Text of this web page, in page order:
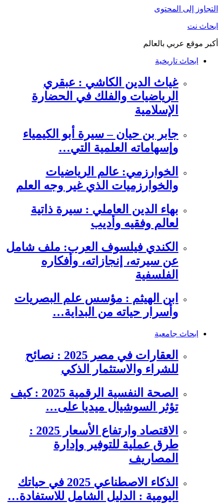
التجاوز إلى المحتوى
ابحاث نت
أكبر موقع عربي بالعالم
ابحاث تاريخية
غياث الدين الكاشي : عبقري
الرياضيات والفلك في الحضارة
الإسلامية
جابر بن حيان – سيرة أبو الكيمياء
وإسهاماته العلمية التي…
الخوارزمي: عالم الرياضيات
والخوارزميات الذي غير وجه العلم
بهاء الدين العاملي : سيرة ذاتية
لعالم وفقيه وأديب
الكندي فيلسوف العرب: ملف شامل
عن سيرته، إنجازاته، وأفكاره
الفلسفية
ابن الهيثم : مؤسس علم البصريات
وأسرار حياته من البداية…
ابحاث جامعية
العقارات في مصر 2025 : نصائح
للشراء والاستثمار الذكي
الصحة النفسية الرقمية 2025 : كيف
تؤثر السوشيال ميديا على…
الاقتصاد وارتفاع الأسعار 2025 :
طرق عملية للتوفير وإدارة
المصاريف
الذكاء الاصطناعي 2025 في حياتك
اليومية : الدليل الشامل للاستفادة…